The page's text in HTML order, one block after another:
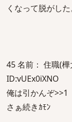
くなって脱がした
45 名前： 住職(
ID:vUEx0iXNO
俺は引かんぞ>>1
さぁ続きｶﾓﾝ